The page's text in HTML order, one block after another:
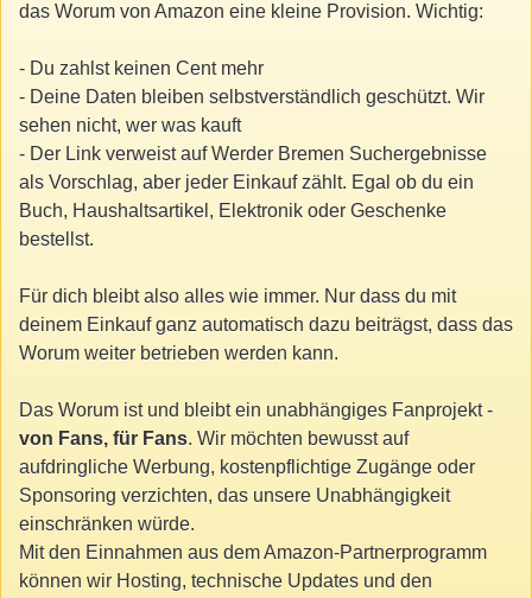
das Worum von Amazon eine kleine Provision. Wichtig:
- Du zahlst keinen Cent mehr
- Deine Daten bleiben selbstverständlich geschützt. Wir
sehen nicht, wer was kauft
- Der Link verweist auf Werder Bremen Suchergebnisse
als Vorschlag, aber jeder Einkauf zählt. Egal ob du ein
Buch, Haushaltsartikel, Elektronik oder Geschenke
bestellst.
Für dich bleibt also alles wie immer. Nur dass du mit
deinem Einkauf ganz automatisch dazu beiträgst, dass das
Worum weiter betrieben werden kann.
Das Worum ist und bleibt ein unabhängiges Fanprojekt -
von Fans, für Fans. Wir möchten bewusst auf
aufdringliche Werbung, kostenpflichtige Zugänge oder
Sponsoring verzichten, das unsere Unabhängigkeit
einschränken würde.
Mit den Einnahmen aus dem Amazon-Partnerprogramm
können wir Hosting, technische Updates und den